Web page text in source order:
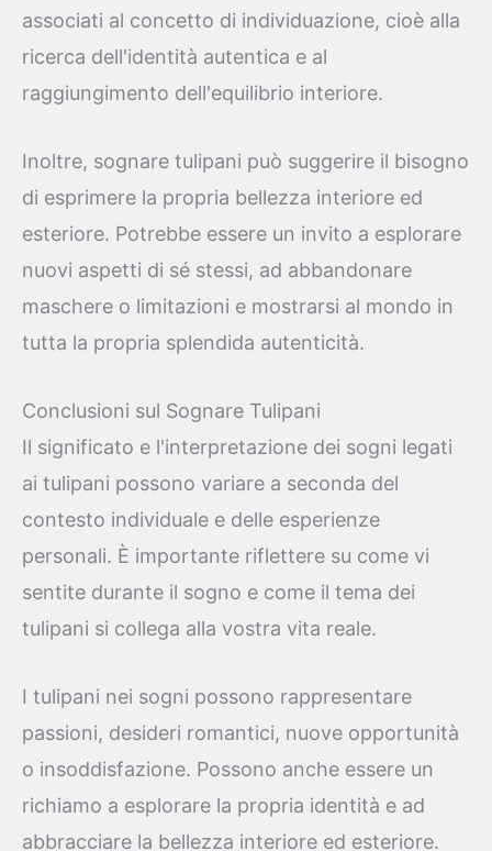
associati al concetto di individuazione, cioè alla
ricerca dell'identità autentica e al
raggiungimento dell'equilibrio interiore.
Inoltre, sognare tulipani può suggerire il bisogno
di esprimere la propria bellezza interiore ed
esteriore. Potrebbe essere un invito a esplorare
nuovi aspetti di sé stessi, ad abbandonare
maschere o limitazioni e mostrarsi al mondo in
tutta la propria splendida autenticità.
Conclusioni sul Sognare Tulipani
Il significato e l'interpretazione dei sogni legati
ai tulipani possono variare a seconda del
contesto individuale e delle esperienze
personali. È importante riflettere su come vi
sentite durante il sogno e come il tema dei
tulipani si collega alla vostra vita reale.
I tulipani nei sogni possono rappresentare
passioni, desideri romantici, nuove opportunità
o insoddisfazione. Possono anche essere un
richiamo a esplorare la propria identità e ad
abbracciare la bellezza interiore ed esteriore.